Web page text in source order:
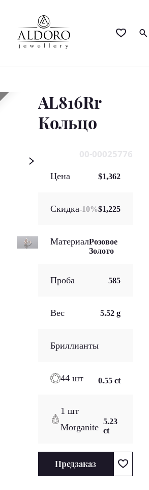
AL816Rr
Кольцo
00-00025776
Цена $1,362
Скидка-10%$1,225
МатериалРозовое
Золото
Проба 585
Вес 5.52 g
Бриллианты
44 шт 0.55 ct
1 шт
Morganite
5.23
ct
Предзаказ